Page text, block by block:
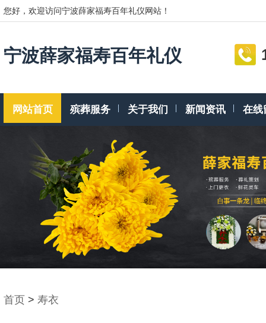
您好，欢迎访问宁波薛家福寿百年礼仪网站！
宁波薛家福寿百年礼仪
网站首页 殡葬服务 关于我们 新闻资讯 在线
首页 > 寿衣